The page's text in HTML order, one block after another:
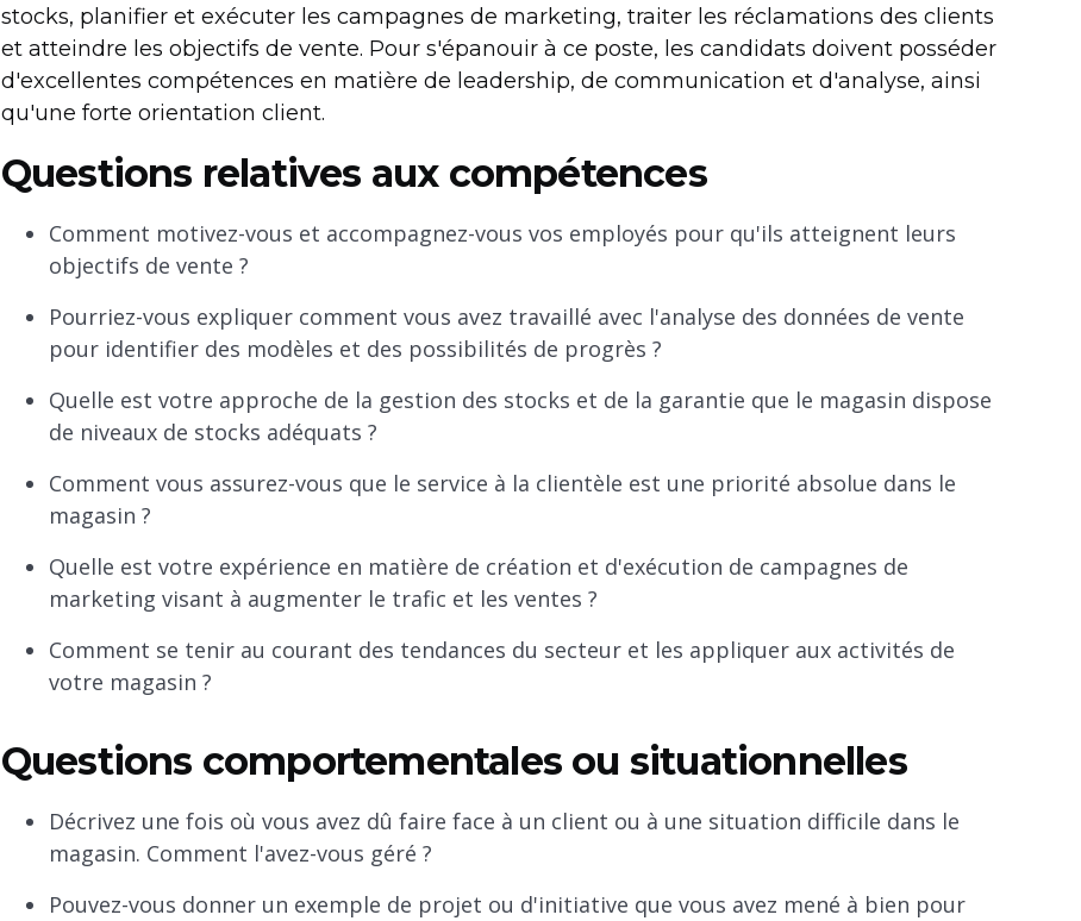
stocks, planifier et exécuter les campagnes de marketing, traiter les réclamations des clients
et atteindre les objectifs de vente. Pour s'épanouir à ce poste, les candidats doivent posséder
d'excellentes compétences en matière de leadership, de communication et d'analyse, ainsi
qu'une forte orientation client.
Questions relatives aux compétences
Comment motivez-vous et accompagnez-vous vos employés pour qu'ils atteignent leurs
objectifs de vente ?
Pourriez-vous expliquer comment vous avez travaillé avec l'analyse des données de vente
pour identifier des modèles et des possibilités de progrès ?
Quelle est votre approche de la gestion des stocks et de la garantie que le magasin dispose
de niveaux de stocks adéquats ?
Comment vous assurez-vous que le service à la clientèle est une priorité absolue dans le
magasin ?
Quelle est votre expérience en matière de création et d'exécution de campagnes de
marketing visant à augmenter le trafic et les ventes ?
Comment se tenir au courant des tendances du secteur et les appliquer aux activités de
votre magasin ?
Questions comportementales ou situationnelles
Décrivez une fois où vous avez dû faire face à un client ou à une situation difficile dans le
magasin. Comment l'avez-vous géré ?
Pouvez-vous donner un exemple de projet ou d'initiative que vous avez mené à bien pour